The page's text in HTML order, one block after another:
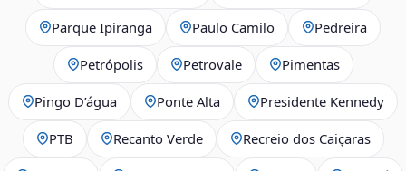
Parque Ipiranga Paulo Camilo Pedreira
Petrópolis Petrovale Pimentas
Pingo D’água Ponte Alta Presidente Kennedy
PTB Recanto Verde Recreio dos Caiçaras